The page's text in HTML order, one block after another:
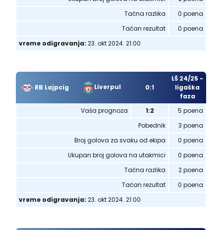
Tačna razlika
0 poena
Tačan rezultat
0 poena
vreme odigravanja: 23. okt 2024. 21:00
RB Lajpcig Liverpul 0:1
LŠ 24/25 -
ligaška
faza
Vaša prognoza
1:2
5 poena
Pobednik
3 poena
Broj golova za svaku od ekipa
0 poena
Ukupan broj golova na utakmici
0 poena
Tačna razlika
2 poena
Tačan rezultat
0 poena
vreme odigravanja: 23. okt 2024. 21:00